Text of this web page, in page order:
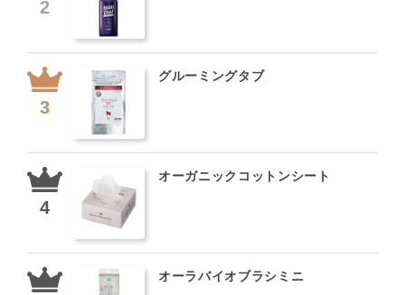
グルーミングタブ
オーガニックコットンシート
オーラバイオブラシミニ